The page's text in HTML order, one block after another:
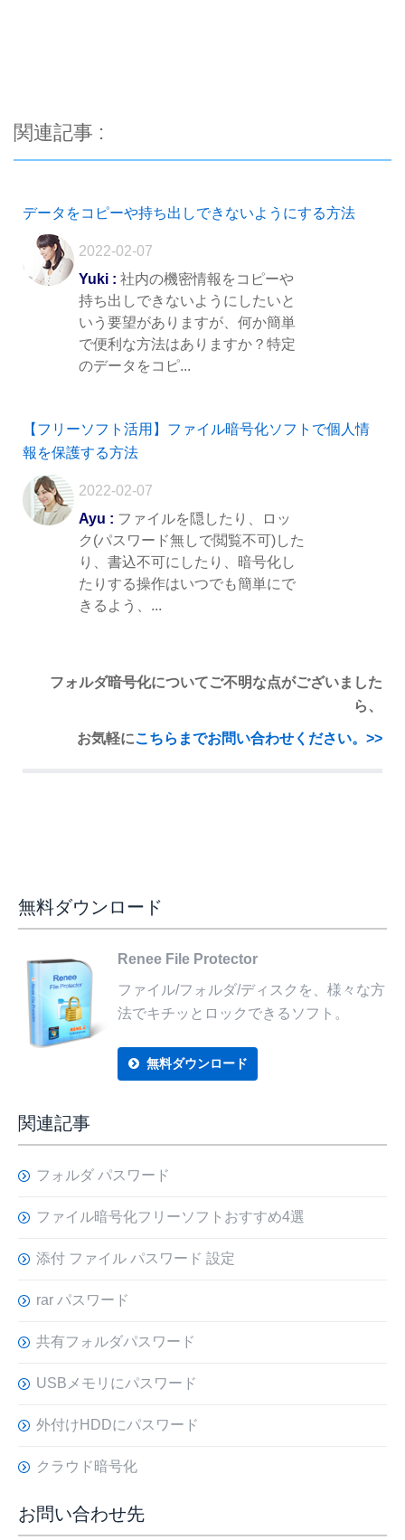
関連記事 :
データをコピーや持ち出しできないようにする方法
2022-02-07
Yuki : 社内の機密情報をコピーや
持ち出しできないようにしたいと
いう要望がありますが、何か簡単
で便利な方法はありますか？特定
のデータをコピ...
【フリーソフト活用】ファイル暗号化ソフトで個人情
報を保護する方法
2022-02-07
Ayu : ファイルを隠したり、ロッ
ク(パスワード無しで閲覧不可)した
り、書込不可にしたり、暗号化し
たりする操作はいつでも簡単にで
きるよう、...
フォルダ暗号化についてご不明な点がございました
ら、
お気軽にこちらまでお問い合わせください。>>
無料ダウンロード
Renee File Protector
ファイル/フォルダ/ディスクを、様々な方
法でキチッとロックできるソフト。
無料ダウンロード
関連記事
フォルダ パスワード
ファイル暗号化フリーソフトおすすめ4選
添付 ファイル パスワード 設定
rar パスワード
共有フォルダパスワード
USBメモリにパスワード
外付けHDDにパスワード
クラウド暗号化
お問い合わせ先